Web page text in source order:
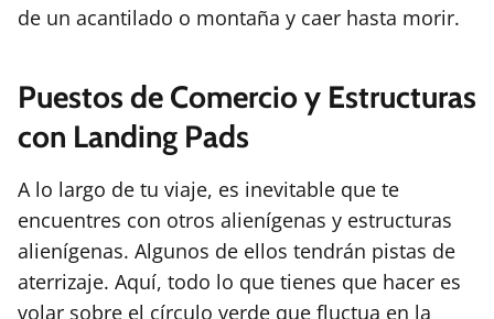
de un acantilado o montaña y caer hasta morir.
Puestos de Comercio y Estructuras
con Landing Pads
A lo largo de tu viaje, es inevitable que te
encuentres con otros alienígenas y estructuras
alienígenas. Algunos de ellos tendrán pistas de
aterrizaje. Aquí, todo lo que tienes que hacer es
volar sobre el círculo verde que fluctua en la